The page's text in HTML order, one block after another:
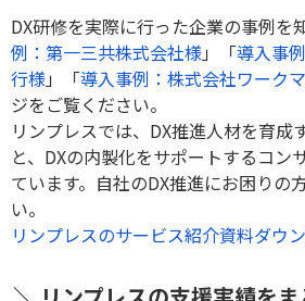
DX研修を実際に行った企業の事例を
例：第一三共株式会社様」「導入事
行様」「導入事例：株式会社ワーク
ジをご覧ください。
リンプレスでは、DX推進人材を育成
と、DXの内製化をサポートするコン
ています。自社のDX推進にお困りの
い。
リンプレスのサービス紹介資料ダウ